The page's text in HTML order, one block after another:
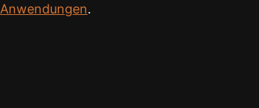
Anwendungen.